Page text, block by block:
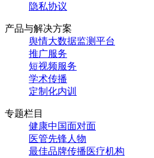
隐私协议
产品与解决方案
舆情大数据监测平台
推广服务
短视频服务
学术传播
定制化内训
专题栏目
健康中国面对面
医管先锋人物
最佳品牌传播医疗机构